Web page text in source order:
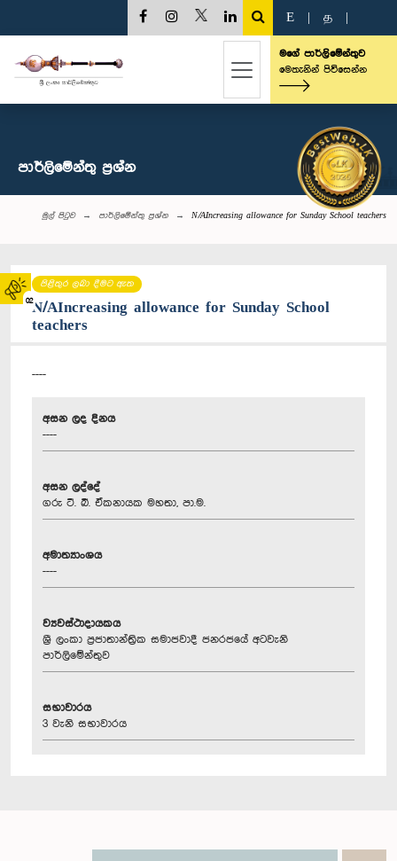
02
E த
මගේ පාර්ලිමේන්තුව
මෙතැනින් පිවිසෙන්න
පාර්ලි‌මේන්තු‌ ප්‍රශ්න
මුල් පිටුව පාර්ලි‌මේන්තු‌ ප්‍රශ්න N/AIncreasing allowance for Sunday School teachers
පිළිතුර ලබා දීමට ඇත
N/AIncreasing allowance for Sunday School
teachers
----
අසන ලද දිනය
----
අසන ලද්දේ
ගරු ටී. බී. ඒකනායක මහතා, පා.ම.
අමාත්‍යාංශය
----
ව්‍යවස්ථාදායකය
ශ්‍රී ලංකා ප්‍රජාතාන්ත්‍රික සමාජවාදී ජනරජයේ අටවැනි
පාර්ලිමේන්තුව
සභාවාරය
3 වැනි සභාවාරය